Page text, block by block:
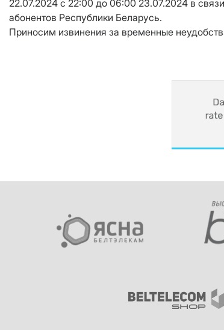
22.07.2024 с 22:00 до 06:00 23.07.2024 в
абонентов Республики Беларусь.
Приносим извинения за временные